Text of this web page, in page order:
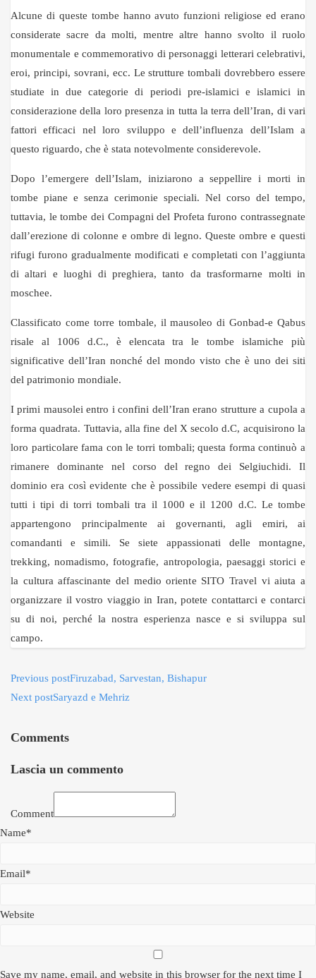
Alcune di queste tombe hanno avuto funzioni religiose ed erano
considerate sacre da molti, mentre altre hanno svolto il ruolo
monumentale e commemorativo di personaggi letterari celebrativi,
eroi, principi, sovrani, ecc. Le strutture tombali dovrebbero essere
studiate in due categorie di periodi pre-islamici e islamici in
considerazione della loro presenza in tutta la terra dell’Iran, di vari
fattori efficaci nel loro sviluppo e dell’influenza dell’Islam a
questo riguardo, che è stata notevolmente considerevole.
Dopo l’emergere dell’Islam, iniziarono a seppellire i morti in
tombe piane e senza cerimonie speciali. Nel corso del tempo,
tuttavia, le tombe dei Compagni del Profeta furono contrassegnate
dall’erezione di colonne e ombre di legno. Queste ombre e questi
rifugi furono gradualmente modificati e completati con l’aggiunta
di altari e luoghi di preghiera, tanto da trasformarne molti in
moschee.
Classificato come torre tombale, il mausoleo di Gonbad-e Qabus
risale al 1006 d.C., è elencata tra le tombe islamiche più
significative dell’Iran nonché del mondo visto che è uno dei siti
del patrimonio mondiale.
I primi mausolei entro i confini dell’Iran erano strutture a cupola a
forma quadrata. Tuttavia, alla fine del X secolo d.C, acquisirono la
loro particolare fama con le torri tombali; questa forma continuò a
rimanere dominante nel corso del regno dei Selgiuchidi. Il
dominio era così evidente che è possibile vedere esempi di quasi
tutti i tipi di torri tombali tra il 1000 e il 1200 d.C. Le tombe
appartengono principalmente ai governanti, agli emiri, ai
comandanti e simili. Se siete appassionati delle montagne,
trekking, nomadismo, fotografie, antropologia, paesaggi storici e
la cultura affascinante del medio oriente SITO Travel vi aiuta a
organizzare il vostro viaggio in Iran, potete contattarci e contarci
su di noi, perché la nostra esperienza nasce e si sviluppa sul
campo.
Previous postFiruzabad, Sarvestan, Bishapur
Next postSaryazd e Mehriz
Comments
Lascia un commento
Comment
Name*
Email*
Website
Save my name, email, and website in this browser for the next time I